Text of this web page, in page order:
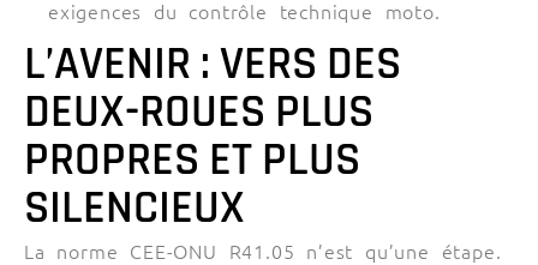
exigences du contrôle technique moto.
L’AVENIR : VERS DES
DEUX-ROUES PLUS
PROPRES ET PLUS
SILENCIEUX
La norme CEE-ONU R41.05 n’est qu’une étape.